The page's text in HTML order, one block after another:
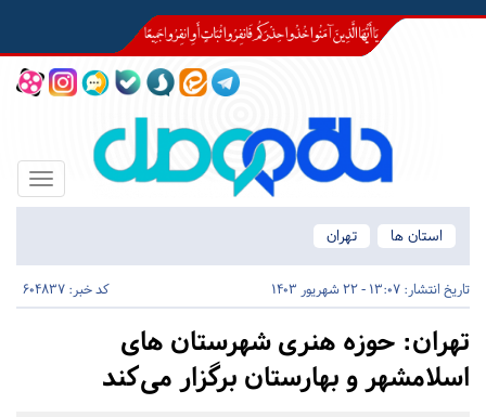
Toggle
استان ها
تهران
تاریخ انتشار: 13:07 - 22 شهریور 1403 کد خبر: 604837
تهران: حوزه هنری شهرستان های
اسلامشهر و بهارستان برگزار می‌کند